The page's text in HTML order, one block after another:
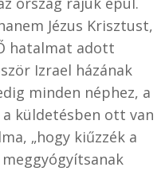
Jézus Krisztust,
hatalmat adott
Izrael házának
minden néphez, a
küldetésben ott van
„hogy kiűzzék a